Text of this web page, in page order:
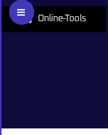
Online-Tools
Toggle
Sliding